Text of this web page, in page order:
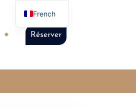
Réserver
French